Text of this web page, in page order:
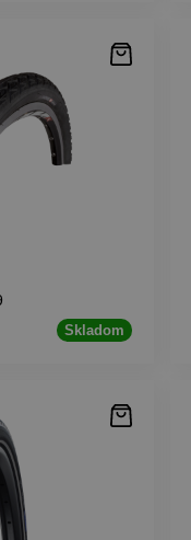
Skladom